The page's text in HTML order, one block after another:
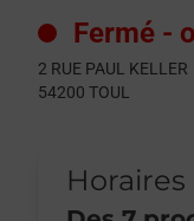
Fermé -
2 RUE PAUL KELLER
54200 TOUL
Horaires